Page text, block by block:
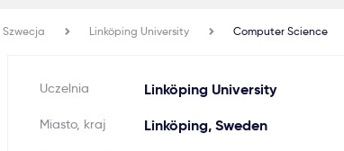
Szwecja Linköping University Computer Science
Uczelnia Linköping University
Miasto, kraj Linköping, Sweden